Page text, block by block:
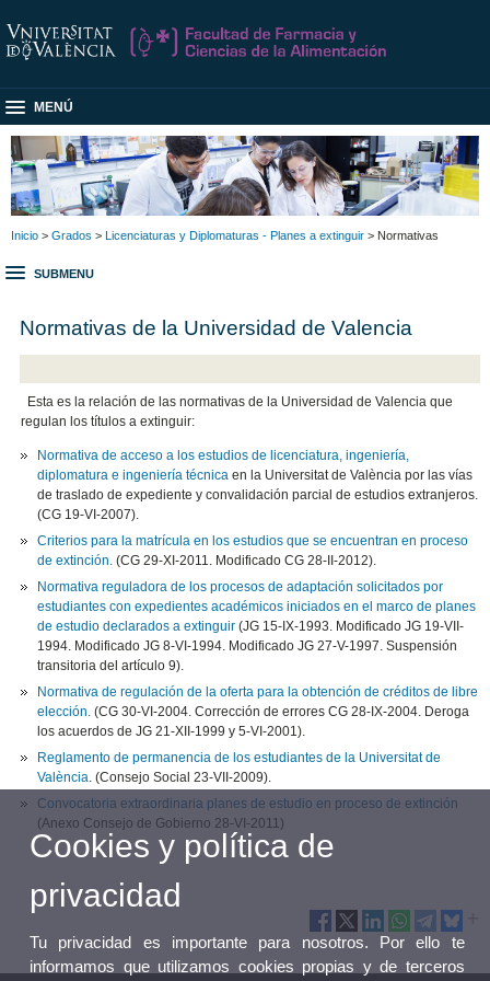
MENÚ
Inicio > Grados > Licenciaturas y Diplomaturas - Planes a extinguir > Normativas
SUBMENU
Normativas de la Universidad de Valencia
Esta es la relación de las normativas de la Universidad de Valencia que
regulan los títulos a extinguir:
Normativa de acceso a los estudios de licenciatura, ingeniería,
diplomatura e ingeniería técnica en la Universitat de València por las vías
de traslado de expediente y convalidación parcial de estudios extranjeros.
(CG 19-VI-2007).
Criterios para la matrícula en los estudios que se encuentran en proceso
de extinción. (CG 29-XI-2011. Modificado CG 28-II-2012).
Normativa reguladora de los procesos de adaptación solicitados por
estudiantes con expedientes académicos iniciados en el marco de planes
de estudio declarados a extinguir (JG 15-IX-1993. Modificado JG 19-VII-
1994. Modificado JG 8-VI-1994. Modificado JG 27-V-1997. Suspensión
transitoria del artículo 9).
Normativa de regulación de la oferta para la obtención de créditos de libre
elección. (CG 30-VI-2004. Corrección de errores CG 28-IX-2004. Deroga
los acuerdos de JG 21-XII-1999 y 5-VI-2001).
Reglamento de permanencia de los estudiantes de la Universitat de
València. (Consejo Social 23-VII-2009).
Convocatoria extraordinaria planes de estudio en proceso de extinción
(Anexo Consejo de Gobierno 28-VI-2011)
Cookies y política de
privacidad
Tu privacidad es importante para nosotros. Por ello te
informamos que utilizamos cookies propias y de terceros